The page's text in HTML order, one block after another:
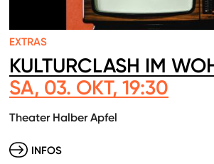
EXTRAS
KULTURCLASH IM
SA, 03. OKT, 19:30
Theater Halber Apfel
INFOS